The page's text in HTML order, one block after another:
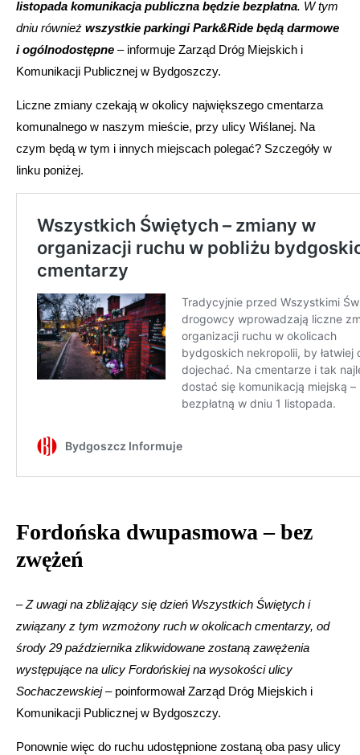
listopada komunikacja publiczna będzie bezpłatna. W tym
dniu również wszystkie parkingi Park&Ride będą darmowe
i ogólnodostępne – informuje Zarząd Dróg Miejskich i
Komunikacji Publicznej w Bydgoszczy.
Liczne zmiany czekają w okolicy największego cmentarza
komunalnego w naszym mieście, przy ulicy Wiślanej. Na
czym będą w tym i innych miejscach polegać? Szczegóły w
linku poniżej.
Fordońska dwupasmowa – bez
zwężeń
–Z uwagi na zbliżający się dzień Wszystkich Świętych i
związany z tym wzmożony ruch w okolicach cmentarzy, od
środy 29 października zlikwidowane zostaną zawężenia
występujące na ulicy Fordońskiej na wysokości ulicy
Sochaczewskiej– poinformował Zarząd Dróg Miejskich i
Komunikacji Publicznej w Bydgoszczy.
Ponownie więc do ruchu udostępnione zostaną oba pasy ulicy